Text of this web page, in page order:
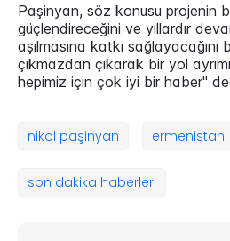
Paşinyan, söz konusu projenin
güçlendireceğini ve yıllardır
aşılmasına katkı
çıkmazdan çıkarak bir yol
hepimiz için çok iyi bir haber"
nikol paşinyan ermenistan
son dakika haberleri